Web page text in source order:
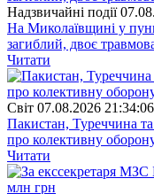
Надзвичайні події
На Миколаївщині у
загиблий, двоє
Читати
Свiт 07.08.2026 21:34:06
Пакистан, Туреччина
про колективну
Читати